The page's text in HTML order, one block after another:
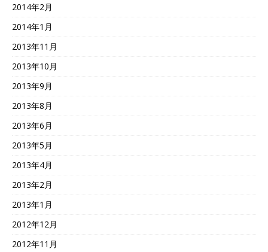
2014年2月
2014年1月
2013年11月
2013年10月
2013年9月
2013年8月
2013年6月
2013年5月
2013年4月
2013年2月
2013年1月
2012年12月
2012年11月